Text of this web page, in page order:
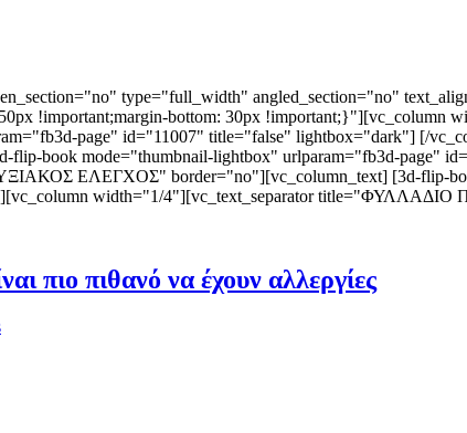
type="full_width" angled_section="no"
!important;margin-bottom: 30px
page" id="11007" title="false" lightbox="dark"] [/
book mode="thumbnail-lightbox" urlparam="fb3d-page"
ΕΛΕΓΧΟΣ" border="no"][vc_column_text] [3d-flip-
width="1/4"][vc_text_separator title="ΦΥΛΛΑΔΙΟ
πιο πιθανό να έχουν αλλεργίες